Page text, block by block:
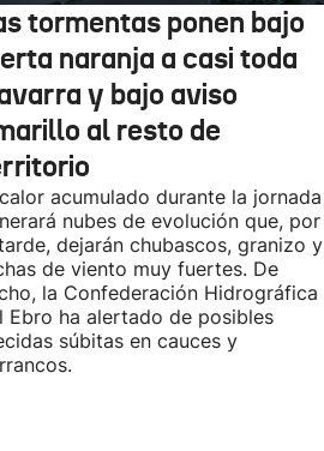
tormentas ponen bajo
naranja a casi toda
y bajo aviso
al resto de
acumulado durante la jornada
nubes de evolución que, por
dejarán chubascos, granizo y
de viento muy fuertes. De
la Confederación Hidrográfica
Ebro ha alertado de posibles
súbitas en cauces y